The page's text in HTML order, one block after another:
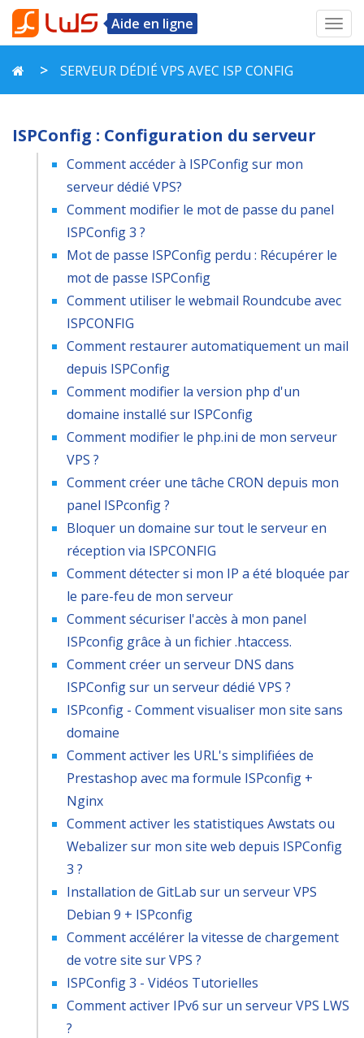
Aide en ligne
SERVEUR DÉDIÉ VPS AVEC ISP CONFIG
ISPConfig : Configuration du serveur
Comment accéder à ISPConfig sur mon
serveur dédié VPS?
Comment modifier le mot de passe du panel
ISPConfig 3 ?
Mot de passe ISPConfig perdu : Récupérer le
mot de passe ISPConfig
Comment utiliser le webmail Roundcube avec
ISPCONFIG
Comment restaurer automatiquement un mail
depuis ISPConfig
Comment modifier la version php d'un
domaine installé sur ISPConfig
Comment modifier le php.ini de mon serveur
VPS ?
Comment créer une tâche CRON depuis mon
panel ISPconfig ?
Bloquer un domaine sur tout le serveur en
réception via ISPCONFIG
Comment détecter si mon IP a été bloquée par
le pare-feu de mon serveur
Comment sécuriser l'accès à mon panel
ISPconfig grâce à un fichier .htaccess.
Comment créer un serveur DNS dans
ISPConfig sur un serveur dédié VPS ?
ISPconfig - Comment visualiser mon site sans
domaine
Comment activer les URL's simplifiées de
Prestashop avec ma formule ISPconfig +
Nginx
Comment activer les statistiques Awstats ou
Webalizer sur mon site web depuis ISPConfig
3 ?
Installation de GitLab sur un serveur VPS
Debian 9 + ISPconfig
Comment accélérer la vitesse de chargement
de votre site sur VPS ?
ISPConfig 3 - Vidéos Tutorielles
Comment activer IPv6 sur un serveur VPS LWS
?